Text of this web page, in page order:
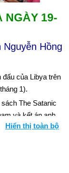
NGÀY 19-
Hồng
của Libya trên
1).
The Satanic
và kết án anh
một triệu người ở
Hiển thị toàn bộ